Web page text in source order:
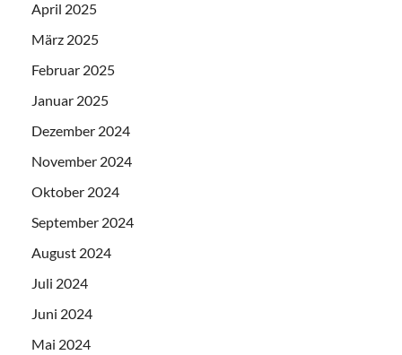
April 2025
März 2025
Februar 2025
Januar 2025
Dezember 2024
November 2024
Oktober 2024
September 2024
August 2024
Juli 2024
Juni 2024
Mai 2024